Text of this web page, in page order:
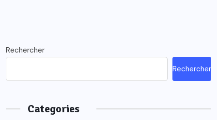
Rechercher
Rechercher
Categories